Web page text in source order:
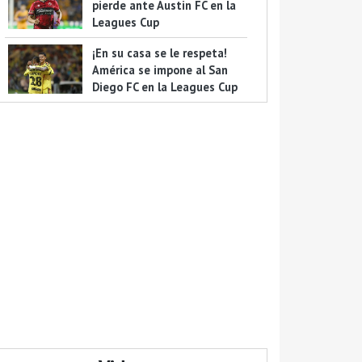
pierde ante Austin FC en la
Leagues Cup
¡En su casa se le respeta!
América se impone al San
Diego FC en la Leagues Cup